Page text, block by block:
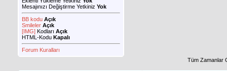
Mesajınızı Değiştirme Yetkiniz Yok
BB kodu Açık
Smileler Açık
[IMG] Kodları Açık
HTML-Kodu Kapalı
Forum Kuralları
Tüm Zamanlar